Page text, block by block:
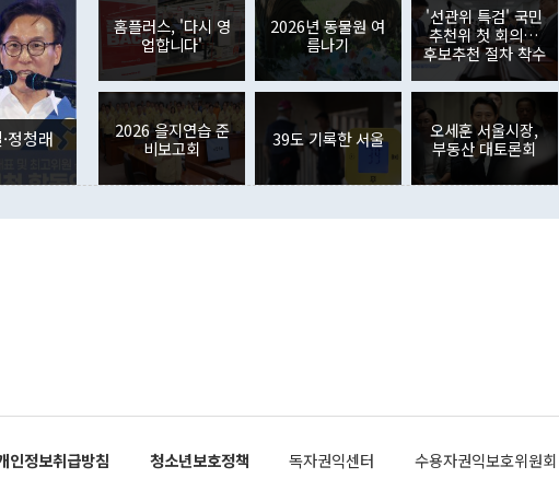
은 "그것은 외교부의 몫"이라며 "아직 거기까지 진도가 나가지 않았다"고
잘랐다. 정 장관이 이날 소개한 대북 구상과 설명은 정부 내 조율을 거치지
않았다는 점에서 문제가 있다. 특히 주적 표현 대체와 국호 사용, 9·19 군
사합의 복원, 4자회담 추진 등은 통일부 장관이 결정할 사안이 아니어서 월
권이라는 지적이 나오고 있다. 이 대통령은 정 장관의 업무보고를 듣고 난
뒤 "여기 업무보고에 발표했다고 승인난 건 아니다"라고 재차 확인했다. 정
부의 한 소식통은 "정 장관의 발언 내용은 대부분 국가안전보장회의(NSC)
를 거쳐 결정된 사안이 아닌 정 장관의 개인적 생각에 가깝다"며 "안보 관
련 부처 장관이 정부의 공식 정책이 아닌 사안을 추진하겠다고 업무보고를
하고 대통령의 면전에서 '국군통수권자가 나서야 한다'고 주장한 것은 심각
이나 미국은 북한에 선비핵화를 공식적으로 요구한 적이 없기 때문이다. 지
공하는 방식으로 이뤄졌다. 1994년 북·미 제네바 기본합의는 핵시설 동결
인의 해외투자가 80억1000만달러, 외국인의 국내투자가 46억3000만달러
각각 증가했다. 증권투자에서는 외국인의 국내 주식 매도세가 이어졌다. 외
국인의 국내 주식 투자는 차익실현 매도 등의 영향으로 316억1000만달러
감소하며 전월(-310억5000만달러)에 이어 역대 최대 순매도 기록을 다시
경신했다. 외국인의 국내 채권투자는 세계국채지수(WGBI) 자금 유입에도
분기 말 만기도래 영향으로 증가 폭이 줄어든 52억9000만달러를 기록했
다. 내국인의 해외 증권투자는 주식을 중심으로 35억6000만달러 증가했
다. eoyn2@newspim.com
정청래
홈플러스, '다시 영
업합니다'
2026년 동물원 여
름나기
'선관위 특검' 국민
추천위 첫 회의…
후보추천 절차 착수
2026 을지연습 준
비보고회
39도 기록한 서울
오세훈 서울시장,
부동산 대토론회
인정보취급방침 청소년보호정책 독자권익센터 수용자권익보호위원회